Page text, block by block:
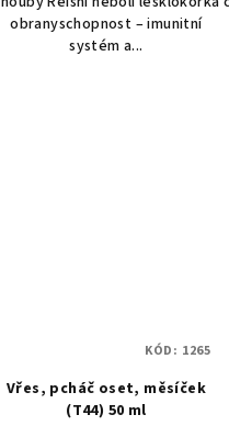
obranyschopnost – imunitní
systém a...
Vřes, pcháč oset, měsíček
(T44) 50 ml
KÓD: 1265